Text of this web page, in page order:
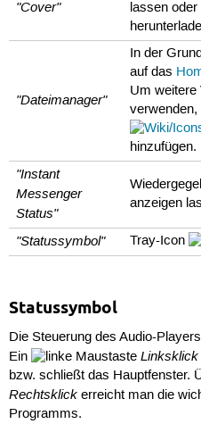
"Cover"
lassen
"Dateimanager"
In der
auf das
Um weitere
hinzufügen.
"Instant
Messenger
Status"
anzeigen
"Statussymbol" Tray-Icon
Statussymbol
Die Steuerung des Audio-
Ein
Linksklick
bzw. schließt das Hauptfenster.
Rechtsklickerreicht man die
Programms.